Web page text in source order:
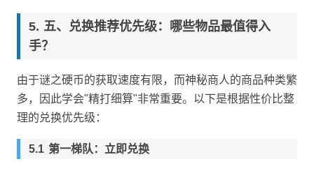
五、兑换推荐优先级：哪些物品最值得入
手？
由于谜之硬币的获取速度有限，而神秘商人的商品种类繁
多，因此学会"精打细算"非常重要。以下是根据性价比整
理的兑换优先级：
第一梯队：立即兑换